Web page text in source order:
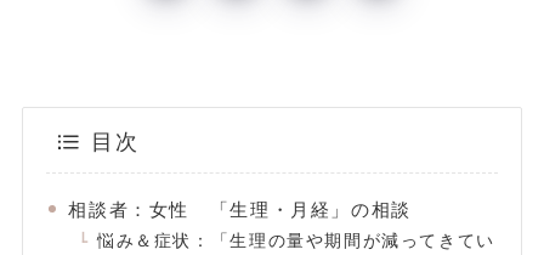
目次
相談者：女性 「生理・月経」の相談
悩み＆症状：「生理の量や期間が減ってきてい